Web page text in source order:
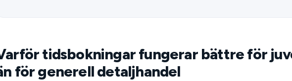
tidsbokningar fungerar bättre för
för generell detaljhandel